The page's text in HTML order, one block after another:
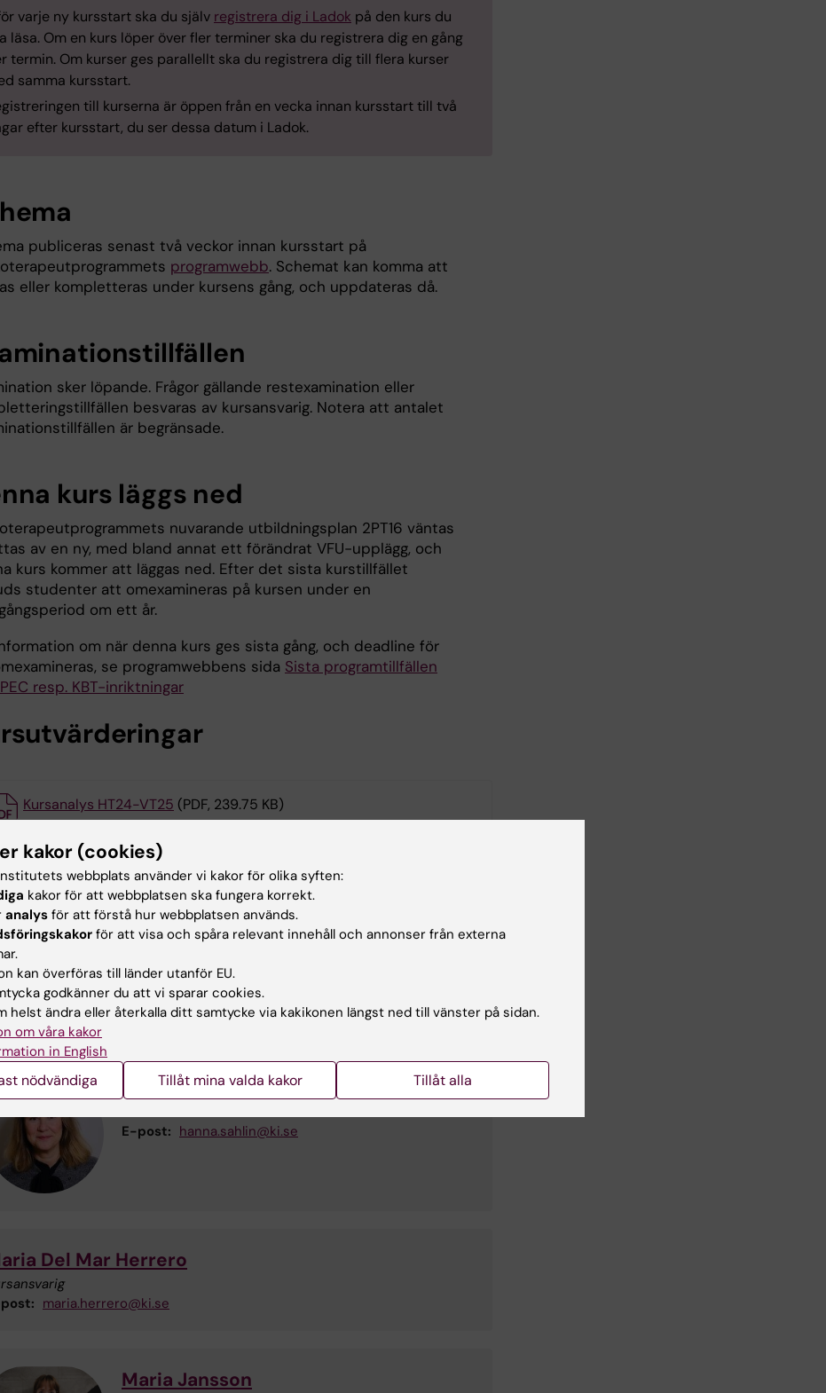
varje ny kursstart ska du själv registrera dig i Ladok på den kurs du
läsa. Om en kurs löper över fler terminer ska du registrera dig en gång
termin. Om kurser ges parallellt ska du registrera dig till flera kurser
samma kursstart.
till kurserna är öppen från en vecka innan kursstart till två
efter kursstart, du ser dessa datum i Ladok.
publiceras senast två veckor innan kursstart på
programwebb. Schemat kan komma att
eller kompletteras under kursens gång, och uppdateras då.
sker löpande. Frågor gällande restexamination eller
besvaras av kursansvarig. Notera att antalet
är begränsade.
kurs läggs ned
nuvarande utbildningsplan 2PT16 väntas
av en ny, med bland annat ett förändrat VFU-upplägg, och
kurs kommer att läggas ned. Efter det sista kurstillfället
studenter att omexamineras på kursen under en
om ett år.
om när denna kurs ges sista gång, och deadline för
se programwebbens sida Sista programtillfällen
resp. KBT-inriktningar
Kursanalys HT24-VT25 (PDF, 239.75 KB)
Kursanalys HT24-VT25
Kursanalys HT23-VT24(PDF, 166.06 KB)
Kursanalys HT22-VT23 (PDF, 228.92 KB)
Hanna Sahlin
E-post: hanna.sahlin@ki.se
Del Mar Herrero
maria.herrero@ki.se
Maria Jansson
kakor (cookies)
webbplats använder vi kakor för olika syften:
kakor för att webbplatsen ska fungera korrekt.
analys för att förstå hur webbplatsen används.
för att visa och spåra relevant innehåll och annonser från externa
kan överföras till länder utanför EU.
godkänner du att vi sparar cookies.
helst ändra eller återkalla ditt samtycke via kakikonen längst ned till vänster på sidan.
om våra kakor
in English
nödvändiga Tillåt mina valda kakor Tillåt alla